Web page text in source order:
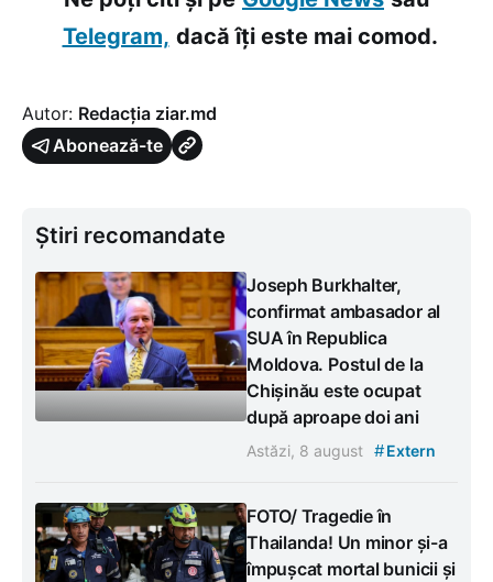
Telegram, dacă îți este mai comod.
Autor: Redacția ziar.md
Abonează-te
Știri recomandate
Joseph Burkhalter,
confirmat ambasador al
SUA în Republica
Moldova. Postul de la
Chișinău este ocupat
după aproape doi ani
Astăzi, 8 august #Extern
FOTO/ Tragedie în
Thailanda! Un minor și-a
împușcat mortal bunicii și